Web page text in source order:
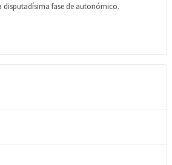
disputadísima fase de autonómico.